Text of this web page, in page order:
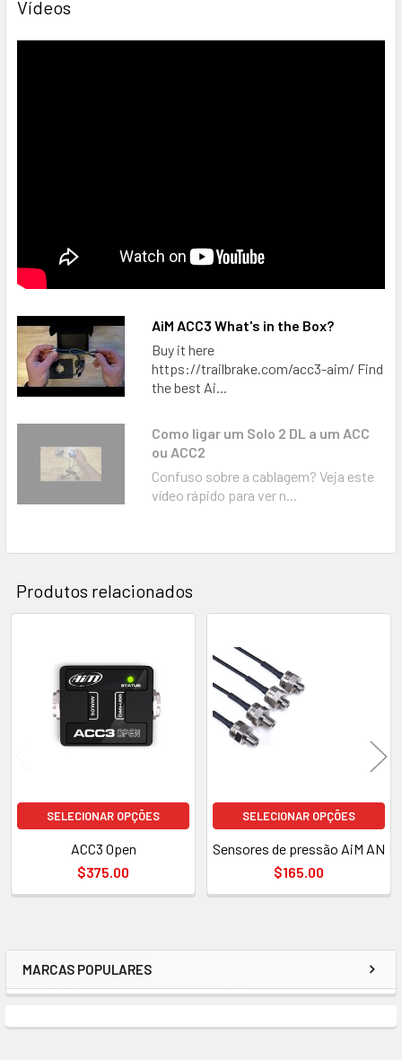
Barra
lateral
MARCAS POPULARES
Vídeos
AiM ACC3 What's in the Box?
Buy it here
https://trailbrake.com/acc3-aim/ Find
the best Ai...
Como ligar um Solo 2 DL a um ACC
ou ACC2
Confuso sobre a cablagem? Veja este
vídeo rápido para ver n...
Produtos relacionados
Produtos
relacionados
SELECIONAR OPÇÕES
ACC3 Open
$375.00
SELECIONAR OPÇÕES
Sensores de pressão AiM AN
$165.00